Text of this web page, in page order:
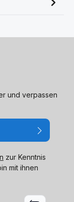
und verpassen
zur Kenntnis
mit ihnen